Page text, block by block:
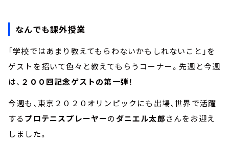
なんでも課外授業
「学校ではあまり教えてもらわないかもしれないこと」を
ゲストを招いて色々と教えてもらうコーナー。先週と今週
は、 ２００回記念ゲストの第一弾！
今週も、東京２０２０オリンピックにも出場、世界で活躍
するプロテニスプレーヤーのダニエル太郎さんをお迎え
しました。